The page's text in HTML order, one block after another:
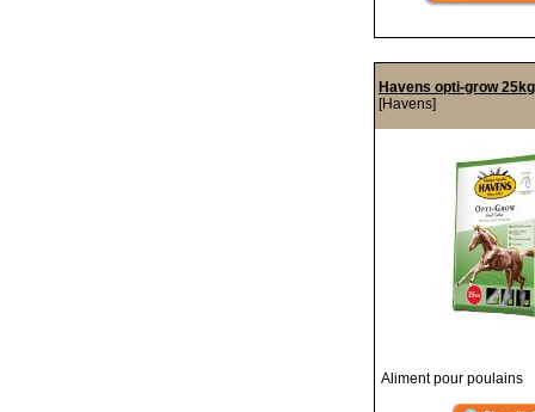
Havens opti-grow 25kg
[Havens]
Aliment pour poulains